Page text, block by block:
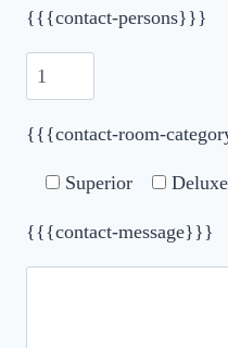
{{{contact-persons}}}
{{{contact-room-
Superior Deluxe
{{{contact-message}}}